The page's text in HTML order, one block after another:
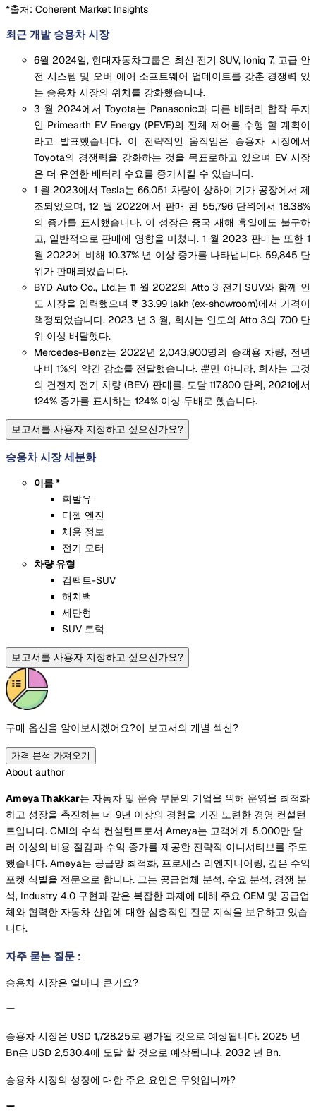
*출처: Coherent Market Insights
최근 개발 승용차 시장
6월 2024일, 현대자동차그룹은 최신 전기 SUV, Ioniq 7, 고급 안
전 시스템 및 오버 에어 소프트웨어 업데이트를 갖춘 경쟁력 있
는 승용차 시장의 위치를 강화했습니다.
3 월 2024에서 Toyota는 Panasonic과 다른 배터리 합작 투자
인 Primearth EV Energy (PEVE)의 전체 제어를 수행 할 계획이
라고 발표했습니다. 이 전략적인 움직임은 승용차 시장에서
Toyota의 경쟁력을 강화하는 것을 목표로하고 있으며 EV 시장
은 더 유연한 배터리 수요를 증가시킬 수 있습니다.
1 월 2023에서 Tesla는 66,051 차량이 상하이 기가 공장에서 제
조되었으며, 12 월 2022에서 판매 된 55,796 단위에서 18.38%
의 증가를 표시했습니다. 이 성장은 중국 새해 휴일에도 불구하
고, 일반적으로 판매에 영향을 미쳤다. 1 월 2023 판매는 또한 1
월 2022에 비해 10.37% 년 이상 증가를 나타냅니다. 59,845 단
위가 판매되었습니다.
BYD Auto Co., Ltd.는 11 월 2022의 Atto 3 전기 SUV와 함께 인
도 시장을 입력했으며 ₹ 33.99 lakh (ex-showroom)에서 가격이
책정되었습니다. 2023 년 3 월, 회사는 인도의 Atto 3의 700 단
위 이상 배달했다.
Mercedes-Benz는 2022년 2,043,900명의 승객용 차량, 전년
대비 1%의 약간 감소를 전달했습니다. 뿐만 아니라, 회사는 그것
의 건전지 전기 차량 (BEV) 판매를, 도달 117,800 단위, 2021에서
124% 증가를 표시하는 124% 이상 두배로 했습니다.
보고서를 사용자 지정하고 싶으신가요?
승용차 시장 세분화
이름 *
휘발유
디젤 엔진
채용 정보
전기 모터
차량 유형
컴팩트-SUV
해치백
세단형
SUV 트럭
보고서를 사용자 지정하고 싶으신가요?
구매 옵션을 알아보시겠어요?이 보고서의 개별 섹션?
가격 분석 가져오기
About author
Ameya Thakkar는 자동차 및 운송 부문의 기업을 위해 운영을 최적화
하고 성장을 촉진하는 데 9년 이상의 경험을 가진 노련한 경영 컨설턴
트입니다. CMI의 수석 컨설턴트로서 Ameya는 고객에게 5,000만 달
러 이상의 비용 절감과 수익 증가를 제공한 전략적 이니셔티브를 주도
했습니다. Ameya는 공급망 최적화, 프로세스 리엔지니어링, 깊은 수익
포켓 식별을 전문으로 합니다. 그는 공급업체 분석, 수요 분석, 경쟁 분
석, Industry 4.0 구현과 같은 복잡한 과제에 대해 주요 OEM 및 공급업
체와 협력한 자동차 산업에 대한 심층적인 전문 지식을 보유하고 있습
니다.
자주 묻는 질문 :
승용차 시장은 얼마나 큰가요?
승용차 시장은 USD 1,728.25로 평가될 것으로 예상됩니다. 2025 년
Bn은 USD 2,530.4에 도달 할 것으로 예상됩니다. 2032 년 Bn.
승용차 시장의 성장에 대한 주요 요인은 무엇입니까?